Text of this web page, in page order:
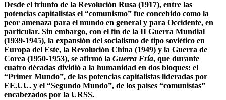
Desde el triunfo de la Revolución Rusa (1917), entre las
potencias capitalistas el “comunismo” fue concebido como la
peor amenaza para el mundo en general y para Occidente, en
particular. Sin embargo, con el fin de la II Guerra Mundial
(1939-1945), la expansión del socialismo de tipo soviético en
Europa del Este, la Revolución China (1949) y la Guerra de
Corea (1950-1953), se afirmó la Guerra Fría, que durante
cuatro décadas dividió a la humanidad en dos bloques: el
“Primer Mundo”, de las potencias capitalistas lideradas por
EE.UU. y el “Segundo Mundo”, de los países “comunistas”
encabezados por la URSS.